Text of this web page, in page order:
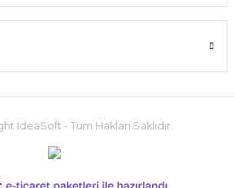
IdeaSoft - Tüm Hakları Saklıdır.
ideasoft e-